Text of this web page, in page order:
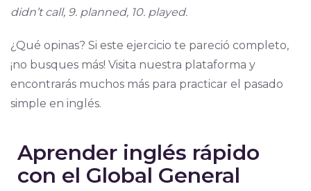
didn’t call, 9. planned, 10. played.
¿Qué opinas? Si este ejercicio te pareció completo,
¡no busques más! Visita nuestra plataforma y
encontrarás muchos más para practicar el pasado
simple en inglés.
Aprender inglés rápido
con el Global General